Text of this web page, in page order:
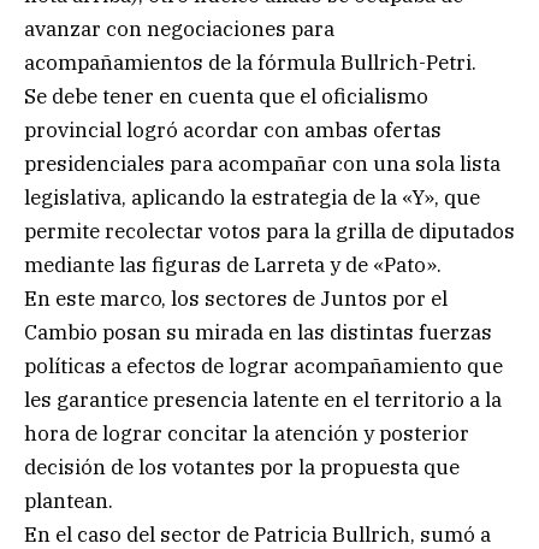
avanzar con negociaciones para
acompañamientos de la fórmula Bullrich-Petri.
Se debe tener en cuenta que el oficialismo
provincial logró acordar con ambas ofertas
presidenciales para acompañar con una sola lista
legislativa, aplicando la estrategia de la «Y», que
permite recolectar votos para la grilla de diputados
mediante las figuras de Larreta y de «Pato».
En este marco, los sectores de Juntos por el
Cambio posan su mirada en las distintas fuerzas
políticas a efectos de lograr acompañamiento que
les garantice presencia latente en el territorio a la
hora de lograr concitar la atención y posterior
decisión de los votantes por la propuesta que
plantean.
En el caso del sector de Patricia Bullrich, sumó a